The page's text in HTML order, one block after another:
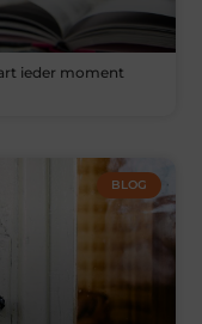
ieder moment
BLOG